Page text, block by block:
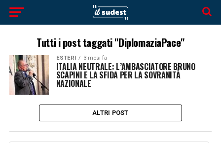
Tutti i post taggati "DiplomaziaPace"
ESTERI 3 mesi fa
ITALIA NEUTRALE: L’AMBASCIATORE BRUNO
SCAPINI E LA SFIDA PER LA SOVRANITÀ
NAZIONALE
ALTRI POST